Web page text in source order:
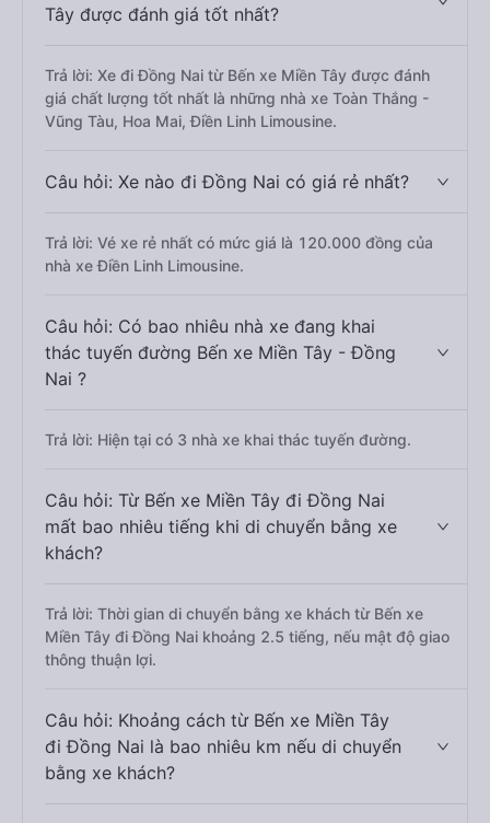
Tây được đánh giá tốt nhất?
Trả lời: Xe đi Đồng Nai từ Bến xe Miền Tây được đánh
giá chất lượng tốt nhất là những nhà xe Toàn Thắng -
Vũng Tàu, Hoa Mai, Điền Linh Limousine.
Câu hỏi: Xe nào đi Đồng Nai có giá rẻ nhất?
Trả lời: Vé xe rẻ nhất có mức giá là 120.000 đồng của
nhà xe Điền Linh Limousine.
Câu hỏi: Có bao nhiêu nhà xe đang khai
thác tuyến đường Bến xe Miền Tây - Đồng
Nai ?
Trả lời: Hiện tại có 3 nhà xe khai thác tuyến đường.
Câu hỏi: Từ Bến xe Miền Tây đi Đồng Nai
mất bao nhiêu tiếng khi di chuyển bằng xe
khách?
Trả lời: Thời gian di chuyển bằng xe khách từ Bến xe
Miền Tây đi Đồng Nai khoảng 2.5 tiếng, nếu mật độ giao
thông thuận lợi.
Câu hỏi: Khoảng cách từ Bến xe Miền Tây
đi Đồng Nai là bao nhiêu km nếu di chuyển
bằng xe khách?